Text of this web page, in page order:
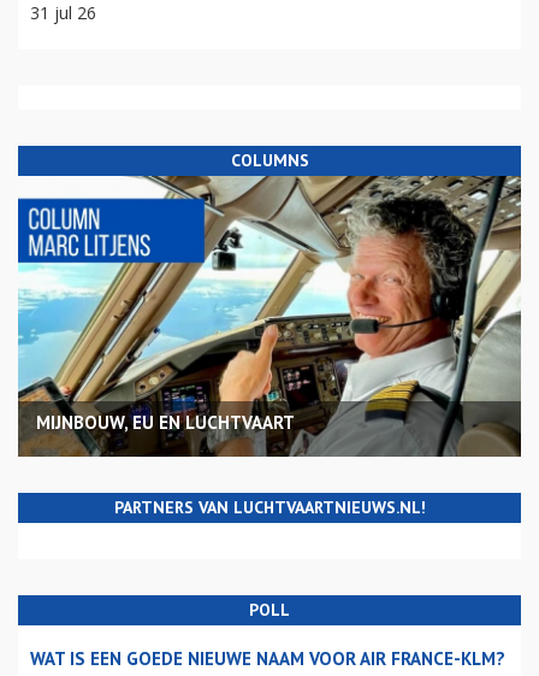
31 jul 26
COLUMNS
MIJNBOUW, EU EN LUCHTVAART
PARTNERS VAN LUCHTVAARTNIEUWS.NL!
POLL
WAT IS EEN GOEDE NIEUWE NAAM VOOR AIR FRANCE-KLM?